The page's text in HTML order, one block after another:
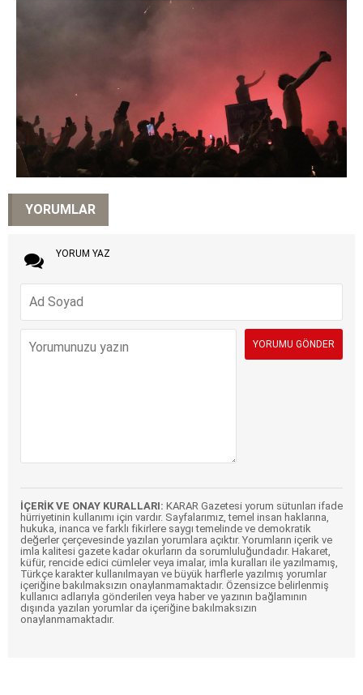
YORUMLAR
YORUM YAZ
İÇERİK VE ONAY KURALLARI: KARAR Gazetesi yorum sütunları ifade
hürriyetinin kullanımı için vardır. Sayfalarımız, temel insan haklarına,
hukuka, inanca ve farklı fikirlere saygı temelinde ve demokratik
değerler çerçevesinde yazılan yorumlara açıktır. Yorumların içerik ve
imla kalitesi gazete kadar okurların da sorumluluğundadır. Hakaret,
küfür, rencide edici cümleler veya imalar, imla kuralları ile yazılmamış,
Türkçe karakter kullanılmayan ve büyük harflerle yazılmış yorumlar
içeriğine bakılmaksızın onaylanmamaktadır. Özensizce belirlenmiş
kullanıcı adlarıyla gönderilen veya haber ve yazının bağlamının
dışında yazılan yorumlar da içeriğine bakılmaksızın
onaylanmamaktadır.